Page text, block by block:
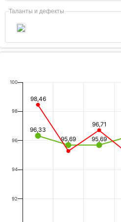
Таланты и дефекты
96,33
95,69
95,69
98,46
96,71
92
94
96
98
100